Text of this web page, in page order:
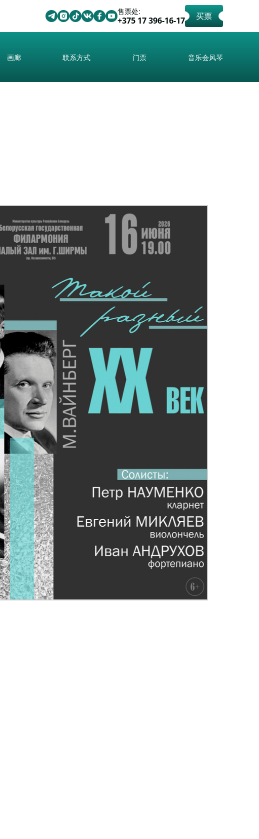
售票处:
+375 17 396-16-17 买票
画廊 联系方式 门票 音乐会风琴